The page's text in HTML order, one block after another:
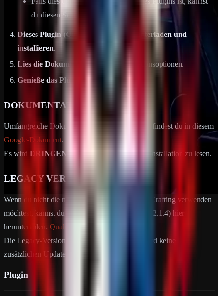
du diesen Schritt überspringen!
Dieses Plugin (Quality Crafting) herunterladen und
installieren.
Lies die Dokumentation
für Konfigurationsoptionen.
Genieße das Plugin
DOKUMENTATION:
Umfangreiche Dokumentation für dieses Plugin findest du in diesem
Google-Dokument.
Es wird DRINGEND empfohlen, dies vor der Installation zu lesen.
LEGACY VERSION:
Wenn du nicht die neueste Version von Quality Crafting verwenden
möchtest, kannst du weiterhin die alte Version (v2.1.4) hier
herunterladen: Quality Crafting v2.1.4
Die Legacy-Version ist
verfügbar und wird keine
zusätzlichen Updates erhalten.
Plugin